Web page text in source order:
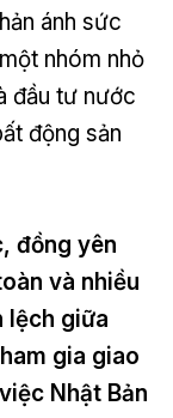
ánh sức
nhóm nhỏ
đầu tư nước
động sản
đồng yên
và nhiều
lệch giữa
gia giao
Nhật Bản